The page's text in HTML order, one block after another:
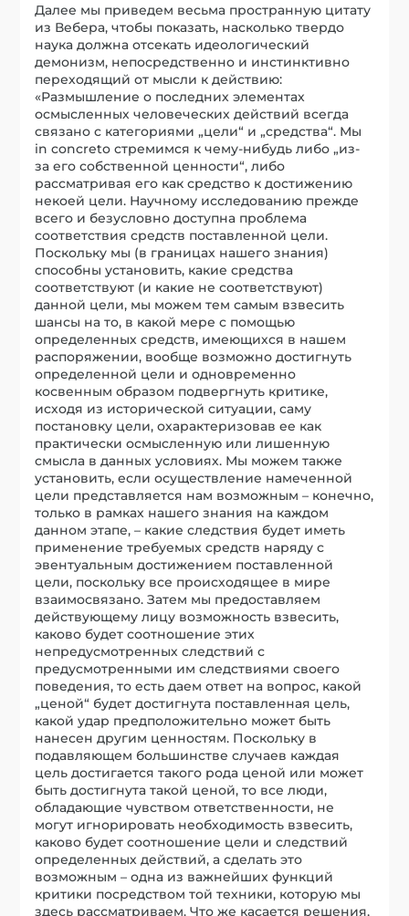
Далее мы приведем весьма пространную цитату
из Вебера, чтобы показать, насколько твердо
наука должна отсекать идеологический
демонизм, непосредственно и инстинктивно
переходящий от мысли к действию:
«Размышление о последних элементах
осмысленных человеческих действий всегда
связано с категориями „цели“ и „средства“. Мы
in concreto стремимся к чему-нибудь либо „из-
за его собственной ценности“, либо
рассматривая его как средство к достижению
некоей цели. Научному исследованию прежде
всего и безусловно доступна проблема
соответствия средств поставленной цели.
Поскольку мы (в границах нашего знания)
способны установить, какие средства
соответствуют (и какие не соответствуют)
данной цели, мы можем тем самым взвесить
шансы на то, в какой мере с помощью
определенных средств, имеющихся в нашем
распоряжении, вообще возможно достигнуть
определенной цели и одновременно
косвенным образом подвергнуть критике,
исходя из исторической ситуации, саму
постановку цели, охарактеризовав ее как
практически осмысленную или лишенную
смысла в данных условиях. Мы можем также
установить, если осуществление намеченной
цели представляется нам возможным – конечно,
только в рамках нашего знания на каждом
данном этапе, – какие следствия будет иметь
применение требуемых средств наряду с
эвентуальным достижением поставленной
цели, поскольку все происходящее в мире
взаимосвязано. Затем мы предоставляем
действующему лицу возможность взвесить,
каково будет соотношение этих
непредусмотренных следствий с
предусмотренными им следствиями своего
поведения, то есть даем ответ на вопрос, какой
„ценой“ будет достигнута поставленная цель,
какой удар предположительно может быть
нанесен другим ценностям. Поскольку в
подавляющем большинстве случаев каждая
цель достигается такого рода ценой или может
быть достигнута такой ценой, то все люди,
обладающие чувством ответственности, не
могут игнорировать необходимость взвесить,
каково будет соотношение цели и следствий
определенных действий, а сделать это
возможным – одна из важнейших функций
критики посредством той техники, которую мы
здесь рассматриваем. Что же касается решения,